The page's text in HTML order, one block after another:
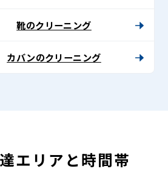
靴のクリーニング
カバンのクリーニング
エリアと時間帯